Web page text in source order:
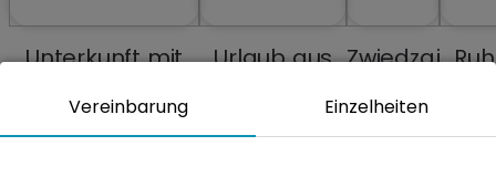
Unterkunft mit
und Spa
Urlaub aus
neu erleben
Zwiedzaj
in
Vereinbarung Einzelheiten